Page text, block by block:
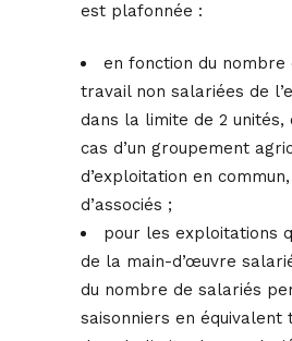
est plafonnée :
en fonction du nombre
travail non salariées de
dans la limite de 2 unités,
cas d’un groupement
d’exploitation en
d’associés ;
pour les exploitations
de la main-d’œuvre
du nombre de salariés
saisonniers en équivalent